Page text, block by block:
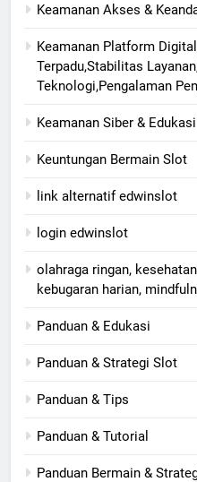
Keamanan Akses &
Keamanan Platform
Terpadu,Stabilitas
Teknologi,Pengalaman
Keamanan Siber &
Keuntungan Bermain Slot
link alternatif edwinslot
login edwinslot
olahraga ringan,
kebugaran harian,
Panduan & Edukasi
Panduan & Strategi Slot
Panduan & Tips
Panduan & Tutorial
Panduan Bermain &